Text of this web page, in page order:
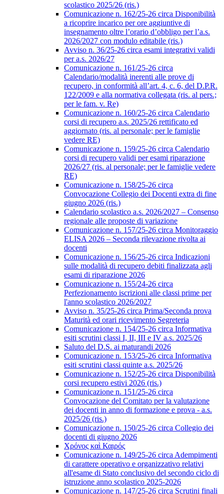
scolastico 2025/26 (ris.)
Comunicazione n. 162/25-26 circa Disponibilità
a ricoprire incarico per ore aggiuntive di
insegnamento oltre l’orario d’obbligo per l’a.s.
2026/2027 con modulo editabile (ris.)
Avviso n. 36/25-26 circa esami integrativi validi
per a.s. 2026/27
Comunicazione n. 161/25-26 circa
Calendario/modalità inerenti alle prove di
recupero, in conformità all’art. 4, c. 6, del D.P.R.
122/2009 e alla normativa collegata (ris. al pers.;
per le fam. v. Re)
Comunicazione n. 160/25-26 circa Calendario
corsi di recupero a.s. 2025/26 rettificato ed
aggiornato (ris. al personale; per le famiglie
vedere RE)
Comunicazione n. 159/25-26 circa Calendario
corsi di recupero validi per esami riparazione
2026/27 (ris. al personale; per le famiglie vedere
RE)
Comunicazione n. 158/25-26 circa
Convocazione Collegio dei Docenti extra di fine
giugno 2026 (ris.)
Calendario scolastico a.s. 2026/2027 – Consenso
regionale alle proposte di variazione
Comunicazione n. 157/25-26 circa Monitoraggio
ELISA 2026 – Seconda rilevazione rivolta ai
docenti
Comunicazione n. 156/25-26 circa Indicazioni
sulle modalità di recupero debiti finalizzata agli
esami di riparazione 2026
Comunicazione n. 155/24-26 circa
Perfezionamento iscrizioni alle classi prime per
l'anno scolastico 2026/2027
Avviso n. 35/25-26 circa Prima/Seconda prova
Maturità ed orari ricevimento Segreteria
Comunicazione n. 154/25-26 circa Informativa
esiti scrutini classi I, II, III e IV a.s. 2025/26
Saluto del D.S. ai maturandi 2026
Comunicazione n. 153/25-26 circa Informativa
esiti scrutini classi quinte a.s. 2025/26
Comunicazione n. 152/25-26 circa Disponibilità
corsi recupero estivi 2026 (ris.)
Comunicazione n. 151/25-26 circa
Convocazione del Comitato per la valutazione
dei docenti in anno di formazione e prova - a.s.
2025/26 (ris.)
Comunicazione n. 150/25-26 circa Collegio dei
docenti di giugno 2026
Χρόνος καὶ Καιρός
Comunicazione n. 149/25-26 circa Adempimenti
di carattere operativo e organizzativo relativi
all'esame di Stato conclusivo del secondo ciclo di
istruzione anno scolastico 2025-2026
Comunicazione n. 147/25-26 circa Scrutini finali